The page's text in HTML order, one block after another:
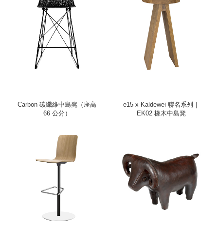
Carbon 碳纖維中島凳（座高
66 公分）
e15 x Kaldewei 聯名系列｜
EK02 橡木中島凳